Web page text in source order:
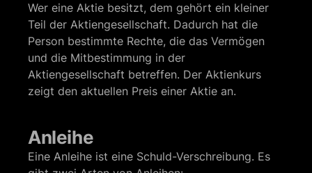
Wer eine Aktie besitzt, dem gehört ein kleiner
Teil der Aktiengesellschaft. Dadurch hat die
Person bestimmte Rechte, die das Vermögen
und die Mitbestimmung in der
Aktiengesellschaft betreffen. Der Aktienkurs
zeigt den aktuellen Preis einer Aktie an.
Anleihe
Eine Anleihe ist eine Schuld-Verschreibung. Es